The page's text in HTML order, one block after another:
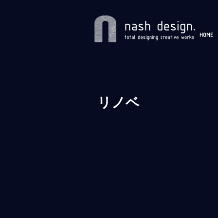
HOME
リノベ